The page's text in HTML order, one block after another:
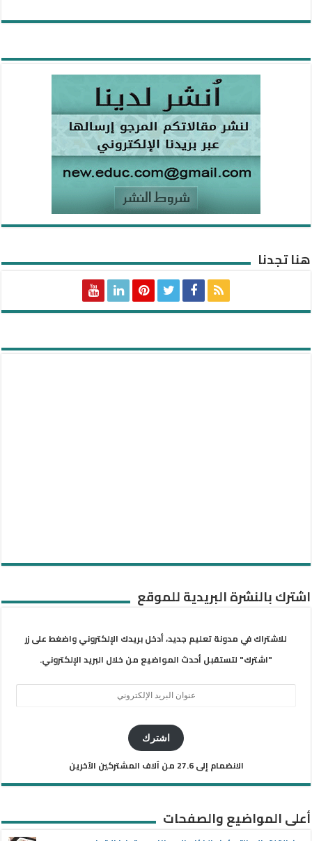
هنا تجدنا
اشترك بالنشرة البريدية للموقع
للاشتراك في مدونة تعليم جديد، أدخل بريدك الإلكتروني واضغط على زر
"اشترك" لتستقبل أحدث المواضيع من خلال البريد الإلكتروني.
اشترك
الانضمام إلى 27.6 من آلاف المشتركين الآخرين
أعلى المواضيع والصفحات